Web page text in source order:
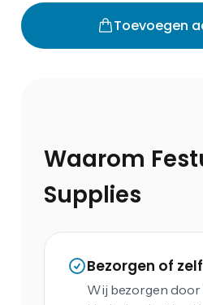
Toevoegen
Waarom
Supplies
Bezorgen of
Wij bezorgen door